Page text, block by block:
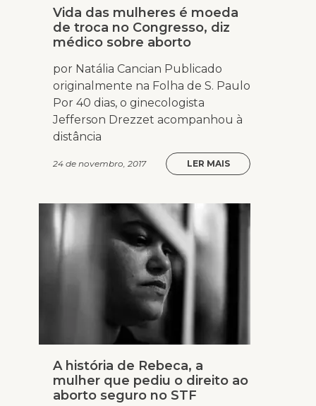
Vida das mulheres é moeda
de troca no Congresso, diz
médico sobre aborto
por Natália Cancian Publicado
originalmente na Folha de S. Paulo
Por 40 dias, o ginecologista
Jefferson Drezzet acompanhou à
distância
24 de novembro, 2017 LER MAIS
A história de Rebeca, a
mulher que pediu o direito ao
aborto seguro no STF